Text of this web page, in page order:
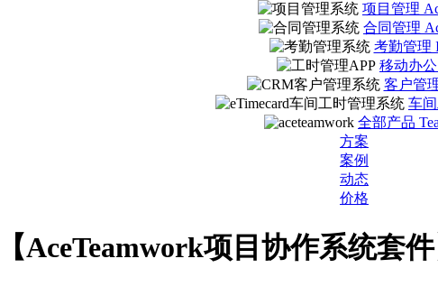
项目管理
合同管理
考勤管理
移动办
客户管
车间
全部产品
方案
案例
动态
价格
AceTeamwork项目协作系统套